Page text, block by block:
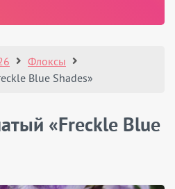
Флоксы
Blue Shades»
«Freckle Blue